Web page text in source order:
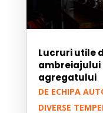
Lucruri utile
ambreiajului
agregatului
DE ECHIPA
DIVERSE